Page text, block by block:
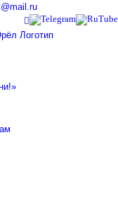
Vk
Telegram RuTube